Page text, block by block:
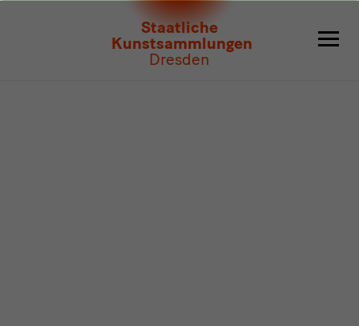
Staatliche
Kunstsammlungen
Dresden